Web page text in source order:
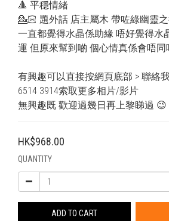
🔺 平穩情緒
💁🏻 題外話 店主屬木 帶咗綠幽靈
一直都覺得水晶係助緣 唔好覺得水
運 但原來幫到啲 個心情真係會唔同
有興趣可以直接按網頁底部 > 聯絡
6514 3914索取更多相片/影片
無興趣既 歡迎過幾日再上黎睇過 😉
HK$968.00
QUANTITY
ADD TO CART